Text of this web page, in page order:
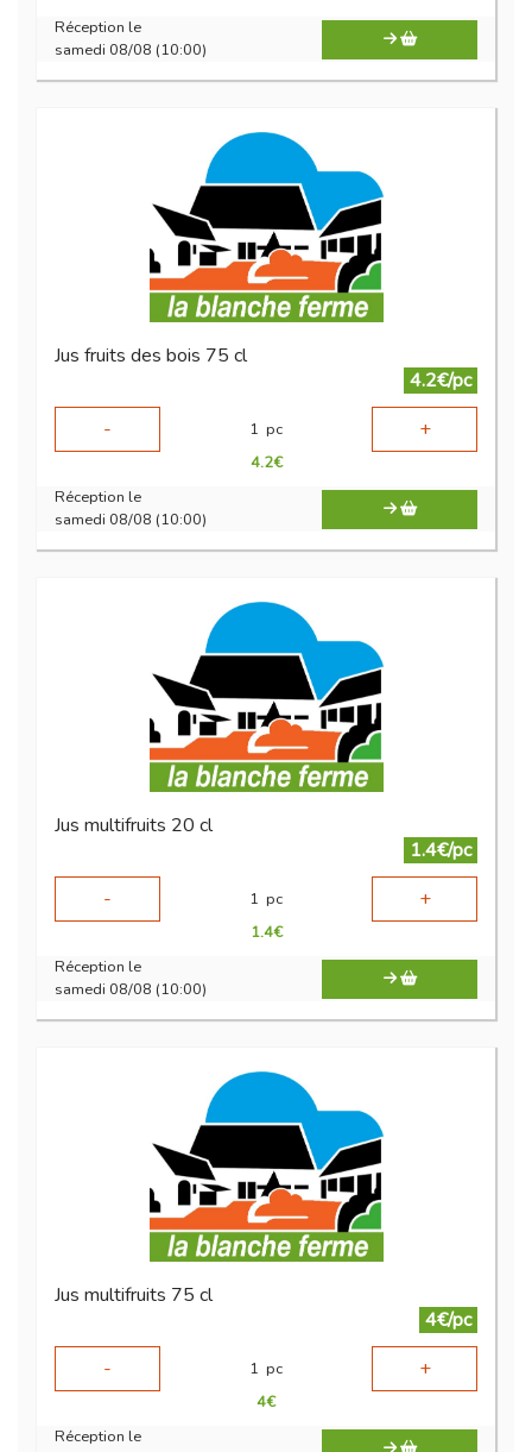
Réception le
samedi 08/08 (10:00)
Jus fruits des bois 75 cl
4.2€/pc
-
1 pc +
4.2€
Réception le
samedi 08/08 (10:00)
Jus multifruits 20 cl
1.4€/pc
-
1 pc +
1.4€
Réception le
samedi 08/08 (10:00)
Jus multifruits 75 cl
4€/pc
-
1 pc +
4€
Réception le